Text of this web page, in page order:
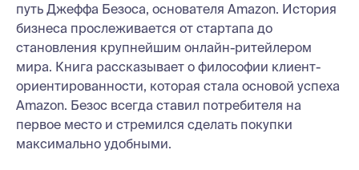
путь Джеффа Безоса, основателя Amazon. История
бизнеса прослеживается от стартапа до
становления крупнейшим онлайн-ритейлером
мира. Книга рассказывает о философии клиент-
ориентированности, которая стала основой успеха
Amazon. Безос всегда ставил потребителя на
первое место и стремился сделать покупки
максимально удобными.